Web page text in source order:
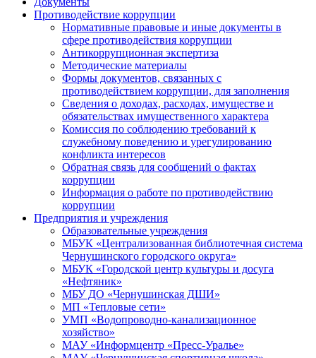
Противодействие коррупции
Нормативные правовые и иные документы в
сфере противодействия коррупции
Антикоррупционная экспертиза
Методические материалы
Формы документов, связанных с
противодействием коррупции, для заполнения
Сведения о доходах, расходах, имуществе и
обязательствах имущественного характера
Комиссия по соблюдению требований к
служебному поведению и урегулированию
конфликта интересов
Обратная связь для сообщений о фактах
коррупции
Информация о работе по противодействию
коррупции
Предприятия и учреждения
Образовательные учреждения
МБУК «Централизованная библиотечная система
Чернушинского городского округа»
МБУК «Городской центр культуры и досуга
«Нефтяник»
МБУ ДО «Чернушинская ДШИ»
МП «Тепловые сети»
УМП «Водопроводно-канализационное
хозяйство»
МАУ «Информцентр «Пресс-Уралье»